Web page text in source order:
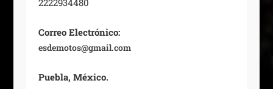
Correo Electrónico:
esdemotos@gmail.com
Puebla, México.